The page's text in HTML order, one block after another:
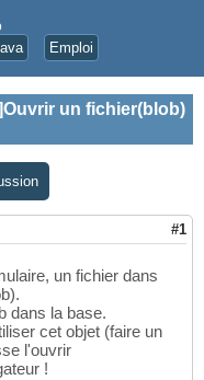
Emploi
un fichier(blob)
#1
un fichier dans
dans la base.
cet objet (faire un
l'ouvrir
!